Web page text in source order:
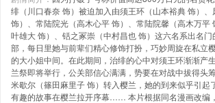
绯（川口春奈 饰）被迫加入由须王环（山本裕典 饰）
饰）、常陆院光（高木心平 饰）、常陆院馨（高木万平
叶雄大 饰）、铦之冢崇（中村昌也 饰）这六名系出名
部，每日里她与前辈们精心修饰打扮，巧妙周旋在私立
的大小姐中间。在此期间，治绯的心中对须王环渐渐产
兰祭即将举行，公关部信心满满，势要在对战中拔得头
米歇尔（篠田麻里子 饰）转入樱兰，她的到来似乎引起
有趣的故事在樱兰拉开序幕…… 本片根据同名漫画改编